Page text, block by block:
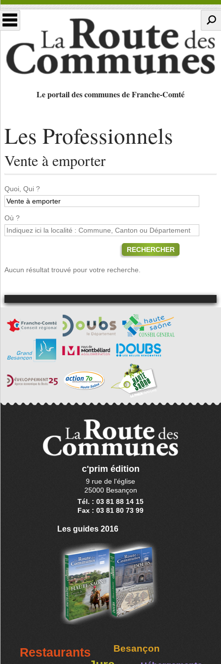
Le portail des communes de Franche-Comté
Les Professionnels
Vente à emporter
Quoi, Qui ?
Où ?
RECHERCHER
Aucun résultat trouvé pour votre recherche.
c'prim édition
9 rue de l'église
25000 Besançon
Tél. : 03 81 88 14 15
Fax : 03 81 80 73 99
Les guides 2016
Restaurants Besançon